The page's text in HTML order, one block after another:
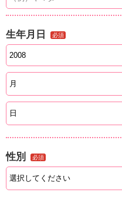
生年月日 必須
性別 必須